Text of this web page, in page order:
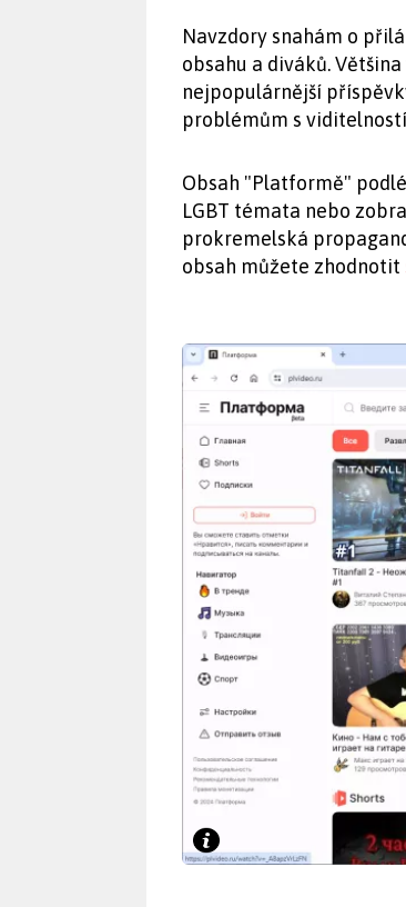
Navzdory snahám o
obsahu a diváků.
nejpopulárnější
problémům s
Obsah "Platformě"
LGBT témata nebo
prokremelská
obsah můžete zhodnotit